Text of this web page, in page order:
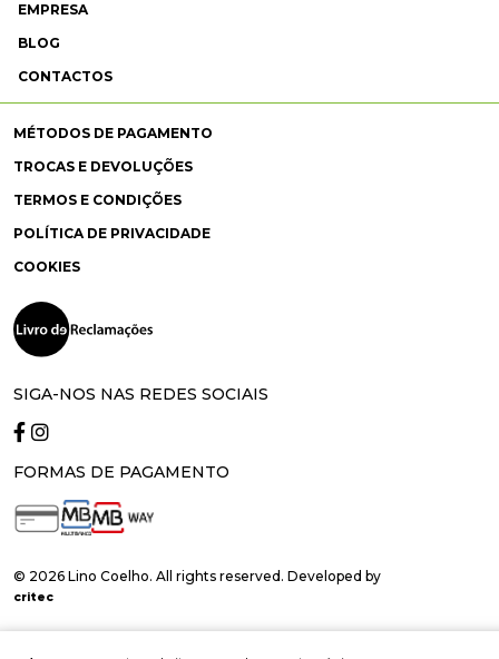
EMPRESA
BLOG
CONTACTOS
MÉTODOS DE PAGAMENTO
TROCAS E DEVOLUÇÕES
TERMOS E CONDIÇÕES
POLÍTICA DE PRIVACIDADE
COOKIES
SIGA-NOS NAS REDES SOCIAIS
FORMAS DE PAGAMENTO
© 2026 Lino Coelho. All rights reserved. Developed by
critec